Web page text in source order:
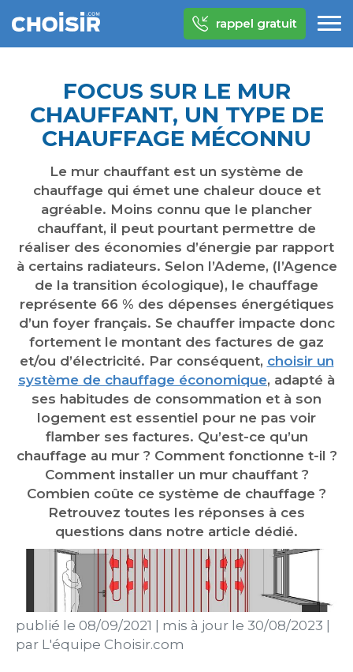
rappel gratuit
FOCUS SUR LE MUR
CHAUFFANT, UN TYPE DE
CHAUFFAGE MÉCONNU
Le mur chauffant est un système de
chauffage qui émet une chaleur douce et
agréable. Moins connu que le plancher
chauffant, il peut pourtant permettre de
réaliser des économies d’énergie par rapport
à certains radiateurs. Selon l’Ademe, (l’Agence
de la transition écologique), le chauffage
représente 66 % des dépenses énergétiques
d’un foyer français. Se chauffer impacte donc
fortement le montant des factures de gaz
et/ou d’électricité. Par conséquent, choisir un
système de chauffage économique, adapté à
ses habitudes de consommation et à son
logement est essentiel pour ne pas voir
flamber ses factures. Qu’est-ce qu’un
chauffage au mur ? Comment fonctionne t-il ?
Comment installer un mur chauffant ?
Combien coûte ce système de chauffage ?
Retrouvez toutes les réponses à ces
questions dans notre article dédié.
publié le 08/09/2021 mis à jour le 30/08/2023
par L'équipe Choisir.com